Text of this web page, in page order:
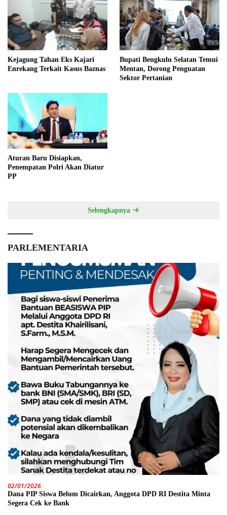
Kejagung Tahan Eks Kajari
Enrekang Terkait Kasus Baznas
Bupati Bengkulu Selatan Temui
Mentan, Dorong Penguatan
Sektor Pertanian
Aturan Baru Disiapkan,
Penempatan Polri Akan Diatur
PP
Selengkapnya
PARLEMENTARIA
02/01/2026
Dana PIP Siswa Belum Dicairkan, Anggota DPD RI Destita Minta
Segera Cek ke Bank